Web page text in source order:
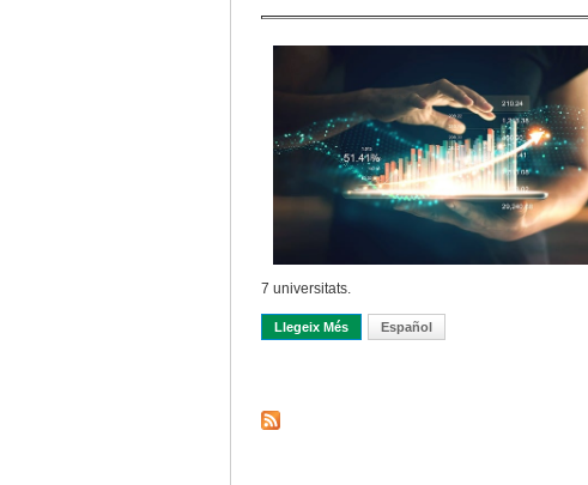
7 universitats.
Llegeix Més Sobre Sobre La Desitjable Formació
Español